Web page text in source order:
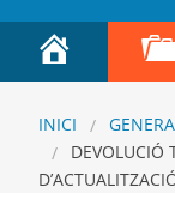
INICI
DEVOLUCIÓ